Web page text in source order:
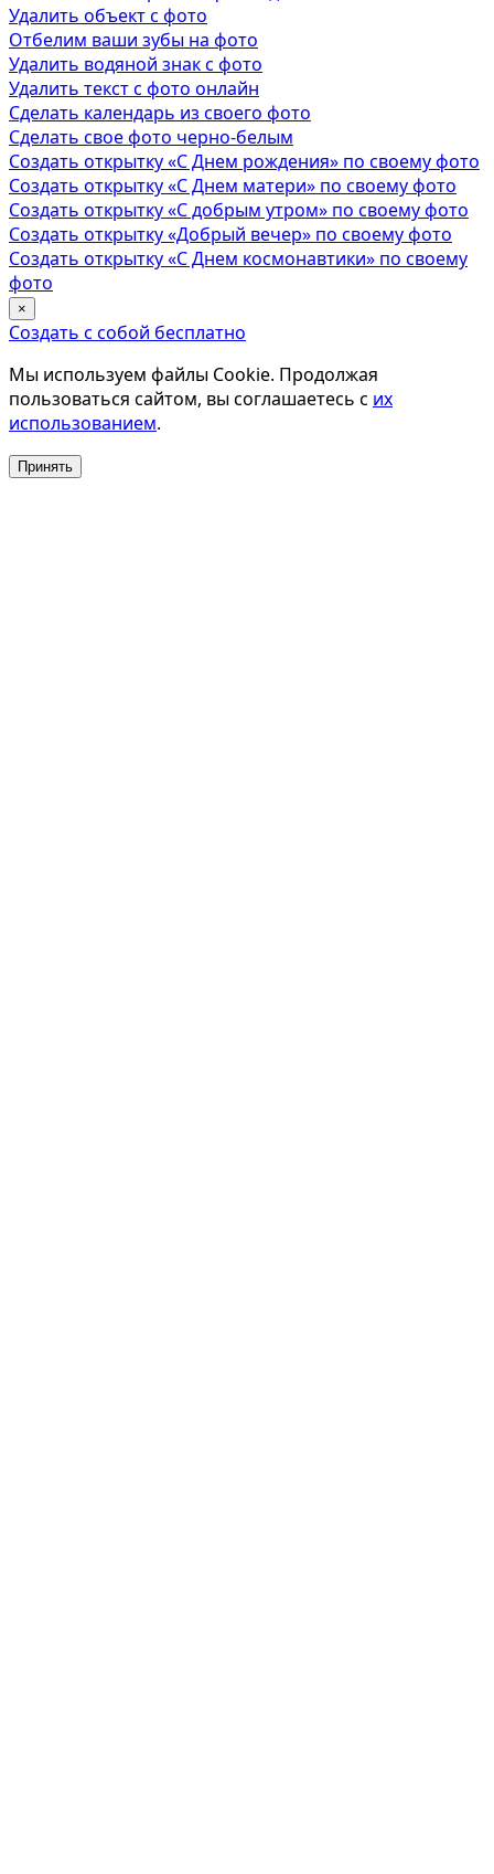
Удалить объект с фото
Отбелим ваши зубы на фото
Удалить водяной знак с фото
Удалить текст с фото онлайн
Сделать календарь из своего фото
Сделать свое фото черно-белым
Создать открытку «С Днем рождения» по своему фото
Создать открытку «С Днем матери» по своему фото
Создать открытку «С добрым утром» по своему фото
Создать открытку «Добрый вечер» по своему фото
Создать открытку «С Днем космонавтики» по своему
фото
×
Создать с собой бесплатно
Мы используем файлы Cookie. Продолжая
пользоваться сайтом, вы соглашаетесь с их
использованием.
Принять